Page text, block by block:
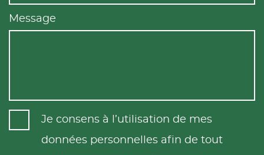
Message
Je consens à l’utilisation de mes
données personnelles afin de tout